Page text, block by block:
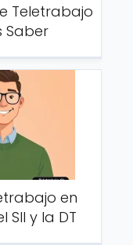
Teletrabajo
Saber
en
SII y la DT